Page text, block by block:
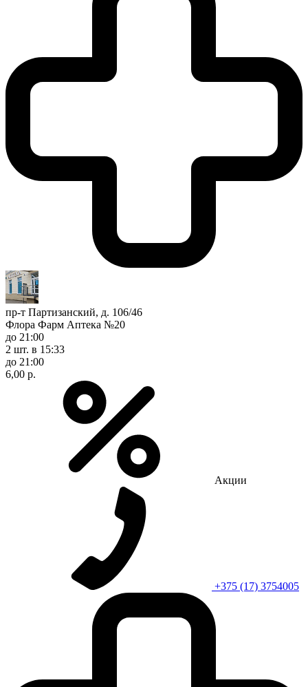
пр-т Партизанский, д. 106/46
Флора Фарм Аптека №20
до 21:00
2 шт. в 15:33
до 21:00
6,00 р.
Акции
+375 (17) 3754005